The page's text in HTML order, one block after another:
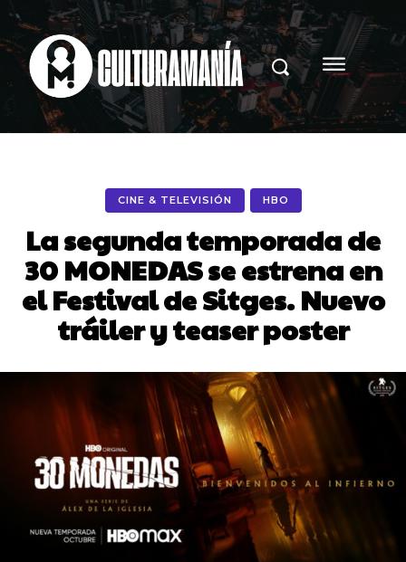
CINE & TELEVISIÓN HBO
La segunda temporada de
30 MONEDAS se estrena en
el Festival de Sitges. Nuevo
tráiler y teaser poster